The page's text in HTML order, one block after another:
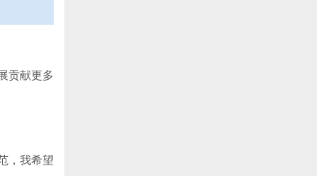
贡献更多
，我希望